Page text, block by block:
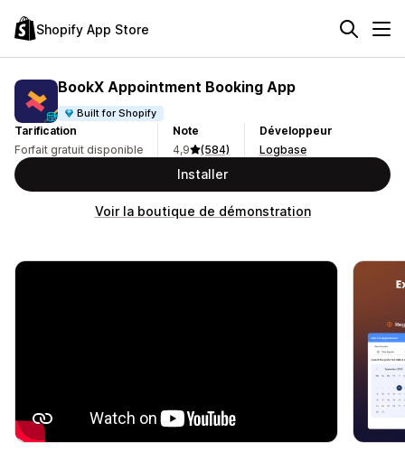
Shopify App Store
BookX Appointment Booking App
Built for Shopify
Tarification
Forfait gratuit disponible
Note
4,9
(584)
Développeur
Logbase
Installer
Voir la boutique de démonstration